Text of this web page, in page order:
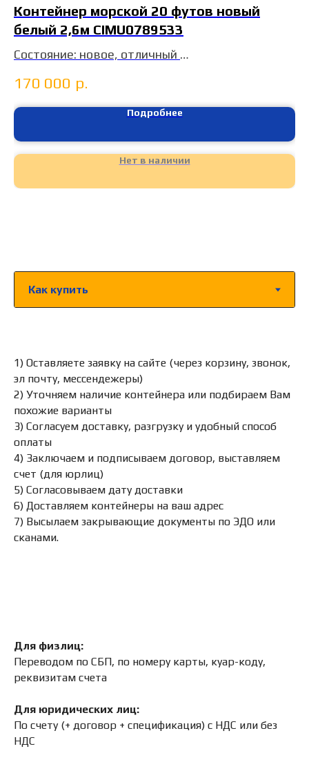
Контейнер морской 20 футов новый
белый 2,6м CIMU0789533
Состояние: новое, отличный
Цвет: белый, молочный
терминал: Контбейс
170 000 р.
Подробнее
Нет в наличии
1) Оставляете заявку на сайте (через корзину, звонок,
эл почту, мессендежеры)
2) Уточняем наличие контейнера или подбираем Вам
похожие варианты
3) Согласуем доставку, разгрузку и удобный способ
оплаты
4) Заключаем и подписываем договор, выставляем
счет (для юрлиц)
5) Согласовываем дату доставки
6) Доставляем контейнеры на ваш адрес
7) Высылаем закрывающие документы по ЭДО или
сканами.
Для физлиц:
Переводом по СБП, по номеру карты, куар-коду,
реквизитам счета
Для юридических лиц:
По счету (+ договор + спецификация) с НДС или без
НДС